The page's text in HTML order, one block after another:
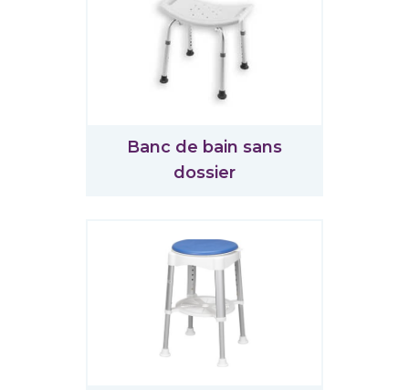
Banc de bain sans
dossier